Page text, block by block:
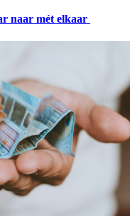
naar mét elkaar